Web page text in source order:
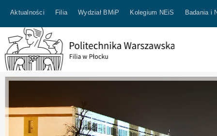
Aktualności Filia Wydział BMiP Kolegium NEiS Badania i